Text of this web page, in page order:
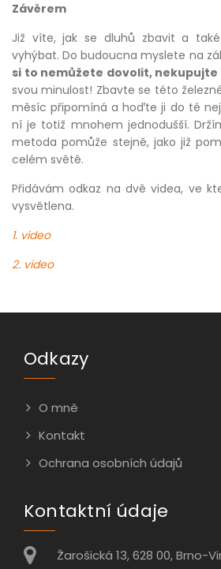
Závěrem
Již víte, jak se dluhů zbavit a
vyhýbat. Do budoucna myslete na
si to nemůžete dovolit, nekupujte
svou minulost! Zbavte se této
měsíc připomíná a hoďte ji do té
ní je totiž mnohem jednodušší.
metoda pomůže stejně, jako již
celém světě.
Přidávám odkaz na dvě videa, ve
vysvětlena.
1. video
2. video
Odkazy
O mně
Kontakt
Ochrana osobních údajů
Kontaktní údaje
Žarošická 13, 628 00, Brno-